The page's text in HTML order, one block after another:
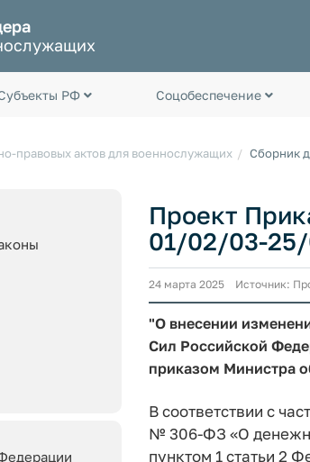
РФ Соцобеспечение
правовых актов для военнослужащих Сборник
Проект
01/02/03-25/
24 марта 2025 Источник:
"О внесении
Сил Российской
приказом Министра
В соответствии с
№ 306-ФЗ «О
пунктом 1 статьи 2